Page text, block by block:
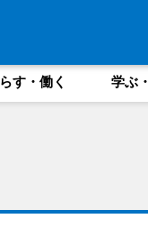
す・働く 学ぶ